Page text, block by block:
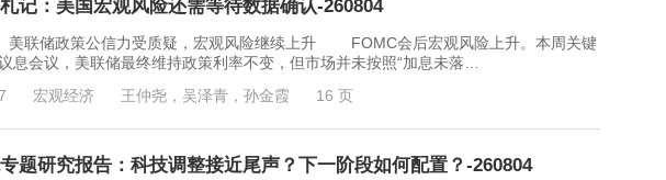
记：美国宏观风险还需等待数据确认-260804
政策公信力受质疑，宏观风险继续上升 FOMC会后宏观风险上升。本周关键
息会议，美联储最终维持政策利率不变，但市场并未按照“加息未落…
宏观经济 王仲尧，吴泽青，孙金霞 16 页
题研究报告：科技调整接近尾声？下一阶段如何配置？-260804